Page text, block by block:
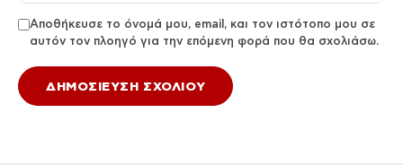
Αποθήκευσε το όνομά μου, email, και τον ιστότοπο μου σε
αυτόν τον πλοηγό για την επόμενη φορά που θα σχολιάσω.